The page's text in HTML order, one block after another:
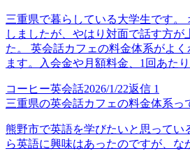
三重県で暮らしている大学生です。
しましたが、やはり対面で話す方が
た。 英会話カフェの料金体系がよ
ます。入会金や月額料金、1回あた
コーヒー英会話2026/1/22返信 1
三重県の英会話カフェの料金体系っ
熊野市で英語を学びたいと思ってい
ら英語に興味はあったのですが、な